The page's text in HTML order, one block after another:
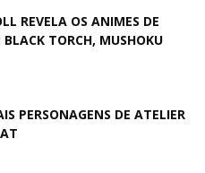
REVELA OS ANIMES DE
BLACK TORCH, MUSHOKU
PERSONAGENS DE ATELIER